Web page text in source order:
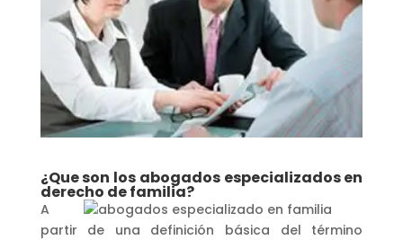
¿Que son los abogados especializados en
derecho de familia?
A
partir de una definición básica del término